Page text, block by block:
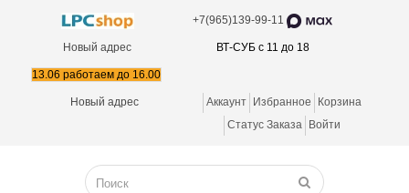
+7(965)139-99-11
Новый адрес ВТ-СУБ с 11 до 18
13.06 работаем до 16.00
Новый адрес Аккаунт Избранное
Корзина
Статус Заказа
Войти